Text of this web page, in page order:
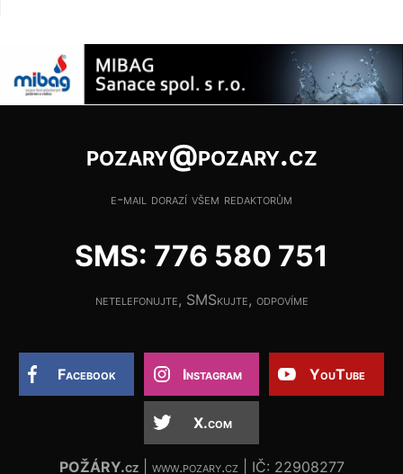
pozary@pozary.cz
e-mail dorazí všem redaktorům
SMS: 776 580 751
netelefonujte, SMSkujte, odpovíme
Facebook Instagram YouTube
X.com
POŽÁRY.cz| www.pozary.cz | IČ: 22908277